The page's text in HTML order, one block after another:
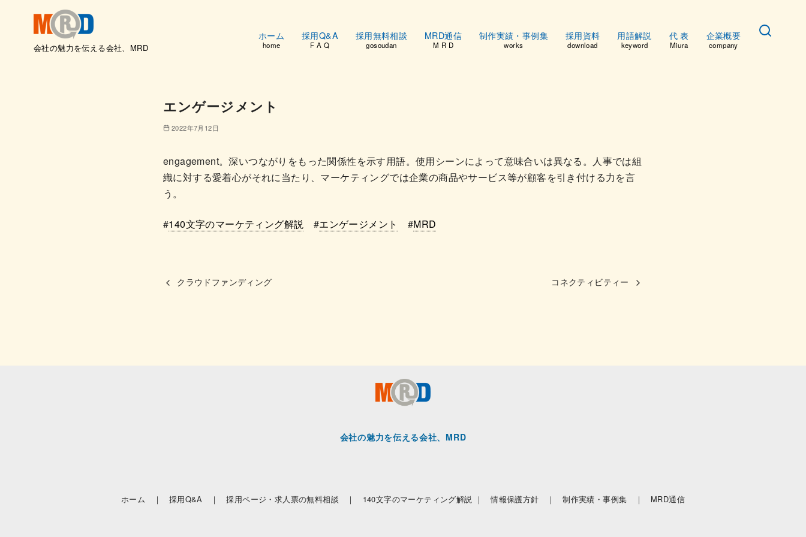
会社の魅力を伝える会社、MRD
ホーム
home
採用Q&A
F A Q
採用無料相談
gosoudan
MRD通信
M R D
制作実績・事例集
works
採用資料
download
用語解説
keyword
代 表
Miura
企業概要
company
エンゲージメント
2022年7月12日
engagement。深いつながりをもった関係性を示す用語。使用シーンによって意味合いは異なる。人事では組
織に対する愛着心がそれに当たり、マーケティングでは企業の商品やサービス等が顧客を引き付ける力を言
う。
#140文字のマーケティング解説 #エンゲージメント #MRD
クラウドファンディング コネクティビティー
会社の魅力を伝える会社、MRD
ホーム ｜ 採用Q&A ｜ 採用ページ・求人票の無料相談 ｜ 140文字のマーケティング解説 ｜ 情報保護方針 ｜ 制作実績・事例集 ｜ MRD通信